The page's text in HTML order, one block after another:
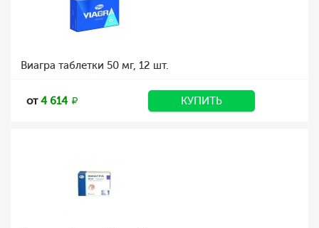
Виагра таблетки 50 мг, 12 шт.
от4 614 КУПИТЬ